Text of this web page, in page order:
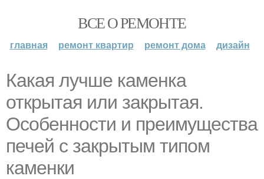
ВСЕ О РЕМОНТЕ
главная ремонт квартир ремонт дома дизайн
Какая лучше каменка
открытая или закрытая.
Особенности и преимущества
печей с закрытым типом
каменки